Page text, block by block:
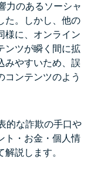
力のあるソーシャ
た。しかし、他の
様に、オンライン
ンツが瞬く間に拡
みやすいため、誤
コンテンツのよう
的な詐欺の手口や
ト・お金・個人情
説します。